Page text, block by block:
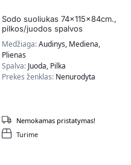
Sodo suoliukas 74x115x84cm.,
pilkos/juodos spalvos
Medžiaga:Audinys, Mediena,
Plienas
Spalva: Juoda, Pilka
Prekės ženklas: Nenurodyta
Turime
Nemokamas pristatymas!